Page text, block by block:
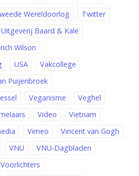
Wereldoorlog
Twitter
Uitgeverij Baard & Kale
Wilson
USA
Vakcollege
Puijenbroek
Veganisme
Veghel
Video
Vietnam
Vimeo
Vincent van Gogh
VNU
VNU-Dagbladen
Voorlichters